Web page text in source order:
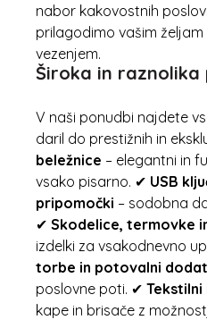
nabor kakovostnih
prilagodimo vašim
vezenjem.
Široka in raznolika
V naši ponudbi najdete
daril do prestižnih in
beležnice – elegantni in
vsako pisarno. ✔ USB
pripomočki – sodobna
✔ Skodelice, termovke
izdelki za vsakodnevno
torbe in potovalni
poslovne poti. ✔ Tekstilni
kape in brisače z